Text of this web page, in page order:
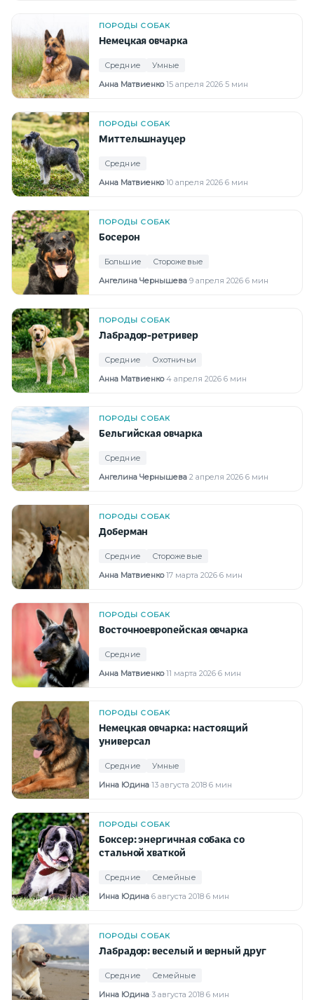
ПОРОДЫ СОБАК
Немецкая овчарка
Средние
Умные
Анна Матвиенко·15 апреля 2026·5 мин
ПОРОДЫ СОБАК
Миттельшнауцер
Средние
Анна Матвиенко·10 апреля 2026·6 мин
ПОРОДЫ СОБАК
Босерон
Большие
Сторожевые
Ангелина Чернышева·9 апреля 2026·6 мин
ПОРОДЫ СОБАК
Лабрадор-ретривер
Средние
Охотничьи
Анна Матвиенко·4 апреля 2026·6 мин
ПОРОДЫ СОБАК
Бельгийская овчарка
Средние
Ангелина Чернышева·2 апреля 2026·6 мин
ПОРОДЫ СОБАК
Доберман
Средние
Сторожевые
Анна Матвиенко·17 марта 2026·6 мин
ПОРОДЫ СОБАК
Восточноевропейская овчарка
Средние
Анна Матвиенко·11 марта 2026·6 мин
ПОРОДЫ СОБАК
Немецкая овчарка: настоящий
универсал
Средние
Умные
Инна Юдина·13 августа 2018·6 мин
ПОРОДЫ СОБАК
Боксер: энергичная собака со
стальной хваткой
Средние
Семейные
Инна Юдина·6 августа 2018·6 мин
ПОРОДЫ СОБАК
Лабрадор: веселый и верный друг
Средние
Семейные
Инна Юдина·3 августа 2018·6 мин